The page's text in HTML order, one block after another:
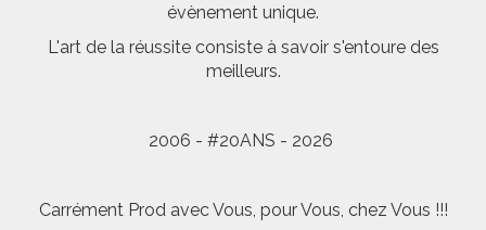
évènement unique.
L'art de la réussite consiste à savoir s'entoure des
meilleurs.
2006 - #20ANS - 2026
Carrément Prod avec Vous, pour Vous, chez Vous !!!